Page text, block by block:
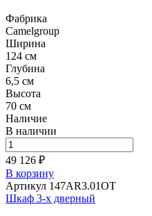
Фабрика
Camelgroup
Ширина
124 см
Глубина
6,5 см
Высота
70 см
Наличие
В наличии
49 126 ₽
В корзину
Артикул 147AR3.01OT
Шкаф 3-х дверный